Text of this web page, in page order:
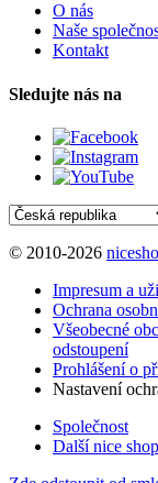
O nás
Naše
Kontakt
Sledujte nás na
© 2010-2026
Impresum a
Ochrana
Všeobecné
odstoupení
Prohlášení o
Nastavení
Společnost
Další nice